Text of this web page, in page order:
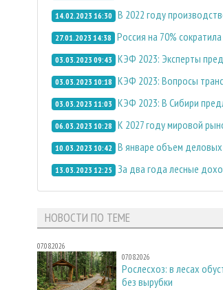
14.02.2023 16:30 В 2022 году
27.01.2023 14:38 Россия на 70%
03.03.2023 09:43 КЭФ 2023: Эксперты
03.03.2023 10:18 КЭФ 2023: Вопросы
03.03.2023 11:03 КЭФ 2023: В Сибири
06.03.2023 10:28 К 2027 году мировой
10.03.2023 10:42 В январе объем
13.03.2023 12:25 За два года лесные
НОВОСТИ ПО ТЕМЕ
07.08.2026
07.08.2026
Рослесхоз: в лесах
без вырубки